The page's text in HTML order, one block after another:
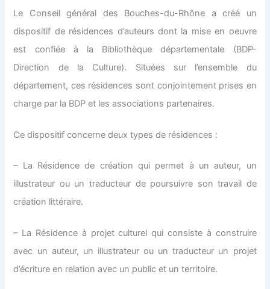
Le Conseil général des Bouches-du-Rhône a créé un
dispositif de résidences d’auteurs dont la mise en oeuvre
est confiée à la Bibliothèque départementale (BDP-
Direction de la Culture). Situées sur l’ensemble du
département, ces résidences sont conjointement prises en
charge par la BDP et les associations partenaires.
Ce dispositif concerne deux types de résidences :
– La Résidence de création qui permet à un auteur, un
illustrateur ou un traducteur de poursuivre son travail de
création littéraire.
– La Résidence à projet culturel qui consiste à construire
avec un auteur, un illustrateur ou un traducteur un projet
d’écriture en relation avec un public et un territoire.